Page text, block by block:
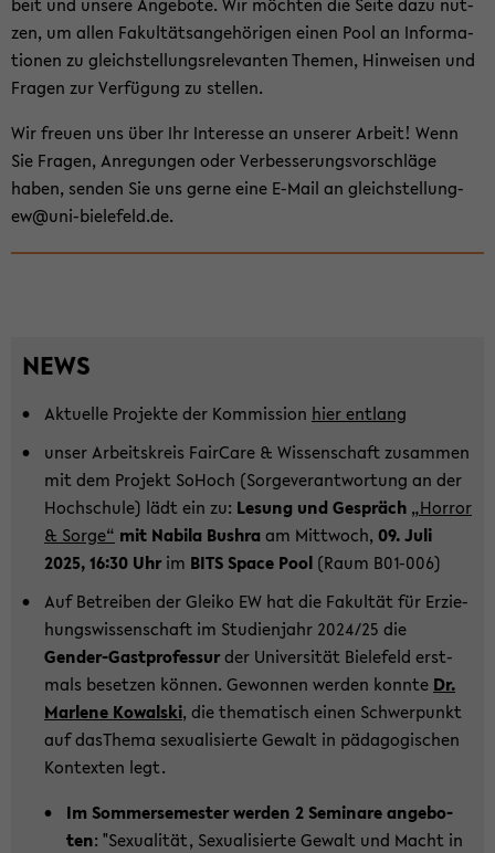
zen, um allen Fa­kul­täts­an­ge­hö­ri­gen einen Pool an In­for­ma­
tio­nen zu gleich­stel­lungs­re­le­van­ten The­men, Hin­wei­sen und
Fra­gen zur Ver­fü­gung zu stel­len.
Wir freu­en uns über Ihr In­ter­es­se an un­se­rer Ar­beit! Wenn
Sie Fra­gen, An­re­gun­gen oder Ver­bes­se­rungs­vor­schlä­ge
haben, sen­den Sie uns gerne eine E-​Mail an gleichstellung-​
ew@uni-​bielefeld.de.
NEWS
Ak­tu­el­le Pro­jek­te der Kom­mis­si­on hier ent­lang
unser Ar­beits­kreis Fair­Ca­re & Wis­sen­schaft zu­sam­men
mit dem Pro­jekt So­Hoch (Sor­ge­ver­ant­wor­tung an der
Hoch­schu­le) lädt ein zu: Le­sung und Ge­spräch „Hor­ror
& Sorge“ mit Na­bi­la Bush­ra am Mitt­woch, 09. Juli
2025, 16:30 Uhrim BITS Space Pool (Raum B01-​006)
Auf Be­trei­ben der Glei­ko EW hat die Fa­kul­tät für Er­zie­
hungs­wis­sen­schaft im Stu­di­en­jahr 2024/25 die
Gender-​Gastprofessurder Uni­ver­si­tät Bie­le­feld erst­
mals be­set­zen kön­nen. Ge­won­nen wer­den konn­te Dr.
Mar­le­ne Kowal­ski, die the­ma­tisch einen Schwer­punkt
auf dasThe­ma se­xua­li­sier­te Ge­walt in päd­ago­gi­schen
Kon­tex­ten legt.
Im Som­mer­se­mes­ter wer­den 2 Se­mi­na­re an­ge­bo­
ten: "Se­xua­li­tät, Se­xua­li­sier­te Ge­walt und Macht in